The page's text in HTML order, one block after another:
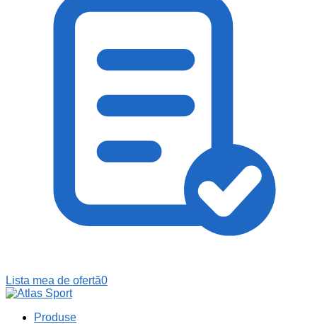
Lista mea de ofertă0
Produse